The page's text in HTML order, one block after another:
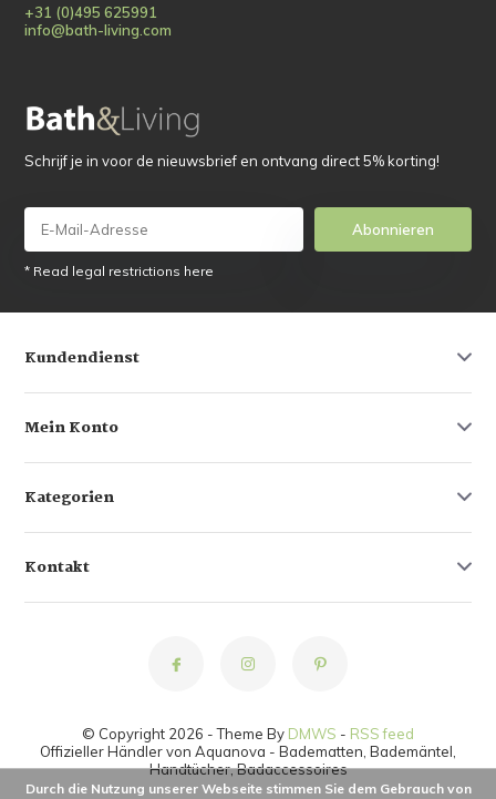
+31 (0)495 625991
info@bath-living.com
Schrijf je in voor de nieuwsbrief en ontvang direct 5% korting!
Abonnieren
* Read legal restrictions here
Kundendienst
Mein Konto
Kategorien
Kontakt
© Copyright 2026 - Theme By DMWS - RSS feed
Offizieller Händler von Aquanova - Badematten, Bademäntel,
Handtücher, Badaccessoires
Durch die Nutzung unserer Webseite stimmen Sie dem Gebrauch von